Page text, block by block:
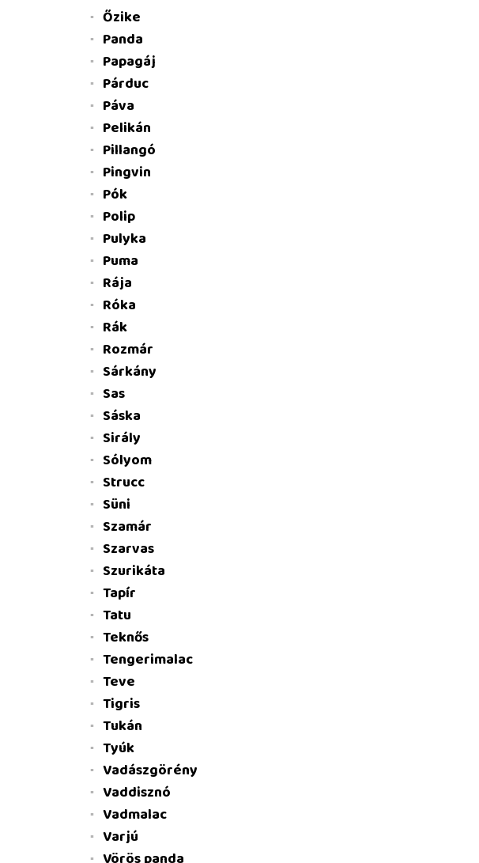
Őzike
Panda
Papagáj
Párduc
Páva
Pelikán
Pillangó
Pingvin
Pók
Polip
Pulyka
Puma
Rája
Róka
Rák
Rozmár
Sárkány
Sas
Sáska
Sirály
Sólyom
Strucc
Süni
Szamár
Szarvas
Szurikáta
Tapír
Tatu
Teknős
Tengerimalac
Teve
Tigris
Tukán
Tyúk
Vadászgörény
Vaddisznó
Vadmalac
Varjú